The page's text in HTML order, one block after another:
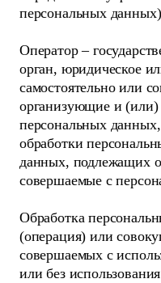
персональных
Оператор –
орган, юридическое
самостоятельно или
организующие и
персональных
обработки
данных, подлежащих
совершаемые с
Обработка
(операция) или
совершаемых с
или без